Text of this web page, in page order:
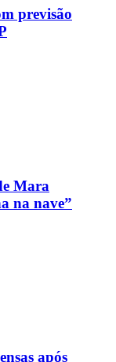
previsão
Mara
na nave”
após